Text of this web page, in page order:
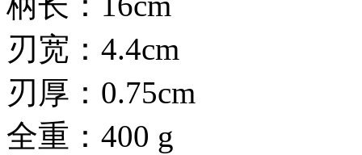
刃宽：4.4cm
刃厚：0.75cm
全重：400 g